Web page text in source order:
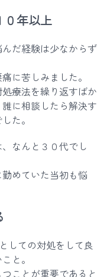
０年以上
だ経験は少なからず
に苦しみました。
療法を繰り返すばか
に相談したら解決す
た。
なんと３０代でし
めていた当初も悩
しての対処をして良
と。
ことが重要であると